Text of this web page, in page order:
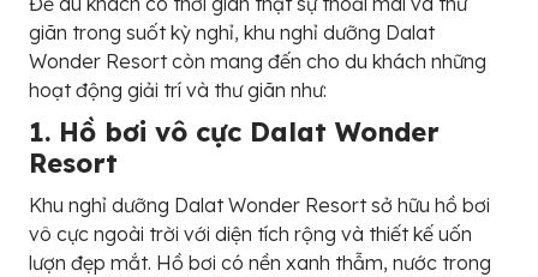
giãn trong suốt kỳ nghỉ, khu nghỉ dưỡng Dalat
Wonder Resort còn mang đến cho du khách những
hoạt động giải trí và thư giãn như:
1. Hồ bơi vô cực Dalat Wonder
Resort
Khu nghỉ dưỡng Dalat Wonder Resort sở hữu hồ bơi
vô cực ngoài trời với diện tích rộng và thiết kế uốn
lượn đẹp mắt. Hồ bơi có nền xanh thẫm, nước trong